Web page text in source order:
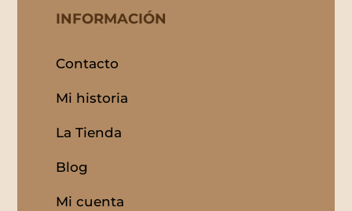
INFORMACIÓN
Contacto
Mi historia
La Tienda
Blog
Mi cuenta